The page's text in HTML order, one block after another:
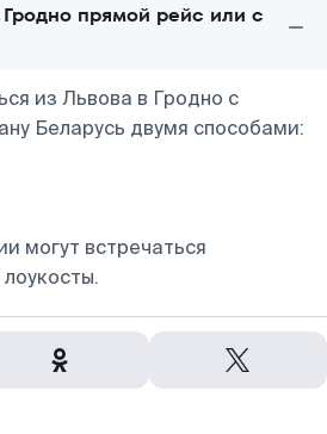
прямой рейс или с
из Львова в Гродно с
Беларусь двумя способами:
могут встречаться